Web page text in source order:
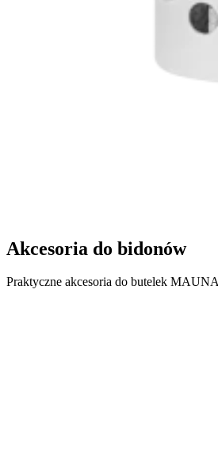
Akcesoria do bidonów
Praktyczne akcesoria do butelek